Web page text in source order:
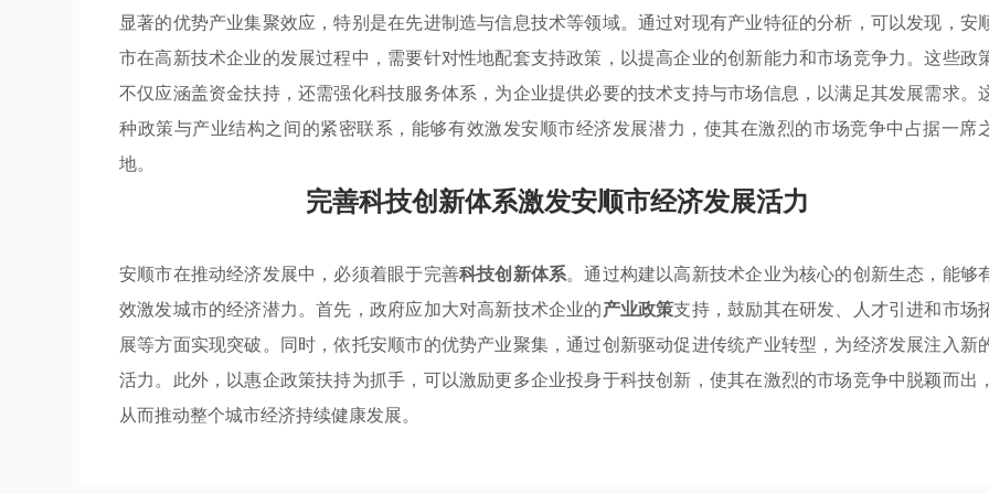
显著的优势产业集聚效应，特别是在先进制造与信息技术等领域。通过对现有产业特征的分析，可以发现，安
市在高新技术企业的发展过程中，需要针对性地配套支持政策，以提高企业的创新能力和市场竞争力。这些政
不仅应涵盖资金扶持，还需强化科技服务体系，为企业提供必要的技术支持与市场信息，以满足其发展需求。
种政策与产业结构之间的紧密联系，能够有效激发安顺市经济发展潜力，使其在激烈的市场竞争中占据一席
地。
完善科技创新体系激发安顺市经济发展活力
安顺市在推动经济发展中，必须着眼于完善科技创新体系。通过构建以高新技术企业为核心的创新生态，能够
效激发城市的经济潜力。首先，政府应加大对高新技术企业的产业政策支持，鼓励其在研发、人才引进和市场
展等方面实现突破。同时，依托安顺市的优势产业聚集，通过创新驱动促进传统产业转型，为经济发展注入新
活力。此外，以惠企政策扶持为抓手，可以激励更多企业投身于科技创新，使其在激烈的市场竞争中脱颖而出，
从而推动整个城市经济持续健康发展。